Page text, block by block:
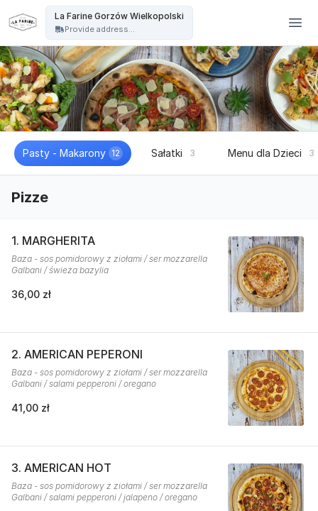
La Farine Gorzów Wielkopolski
Provide address...
Pasty - Makarony 12 Sałatki 3 Menu dla Dzieci 3
Pizze
1. MARGHERITA
Baza - sos pomidorowy z ziołami / ser mozzarella
Galbani / świeża bazylia
36,00 zł
2. AMERICAN PEPERONI
Baza - sos pomidorowy z ziołami / ser mozzarella
Galbani / salami pepperoni / oregano
41,00 zł
3. AMERICAN HOT
Baza - sos pomidorowy z ziołami / ser mozzarella
Galbani / salami pepperoni / jalapeno / oregano